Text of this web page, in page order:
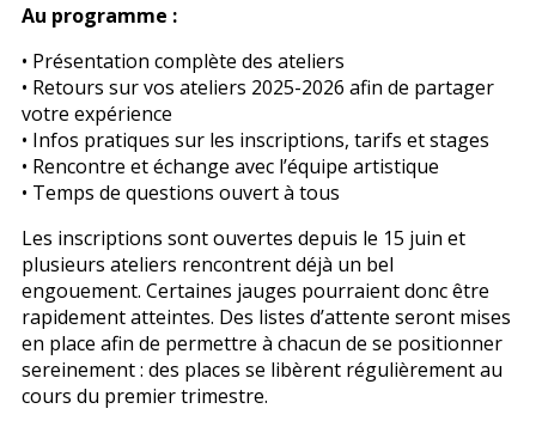
Au programme :
• Présentation complète des ateliers
• Retours sur vos ateliers 2025-2026 afin de partager
votre expérience
• Infos pratiques sur les inscriptions, tarifs et stages
• Rencontre et échange avec l’équipe artistique
• Temps de questions ouvert à tous
Les inscriptions sont ouvertes depuis le 15 juin et
plusieurs ateliers rencontrent déjà un bel
engouement. Certaines jauges pourraient donc être
rapidement atteintes. Des listes d’attente seront mises
en place afin de permettre à chacun de se positionner
sereinement : des places se libèrent régulièrement au
cours du premier trimestre.